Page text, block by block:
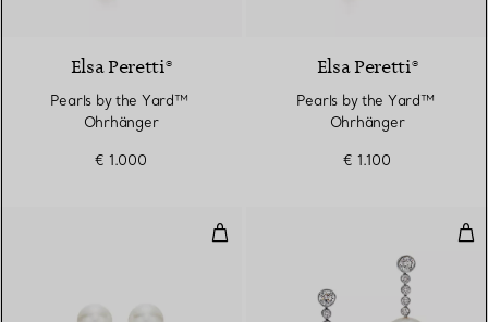
Elsa Peretti®
Pearls by the Yard™ ​​
Ohrhänger
€ 1.000
Elsa Peretti®
Pearls by the Yard™ ​​
Ohrhänger
€ 1.100
Ohrringe